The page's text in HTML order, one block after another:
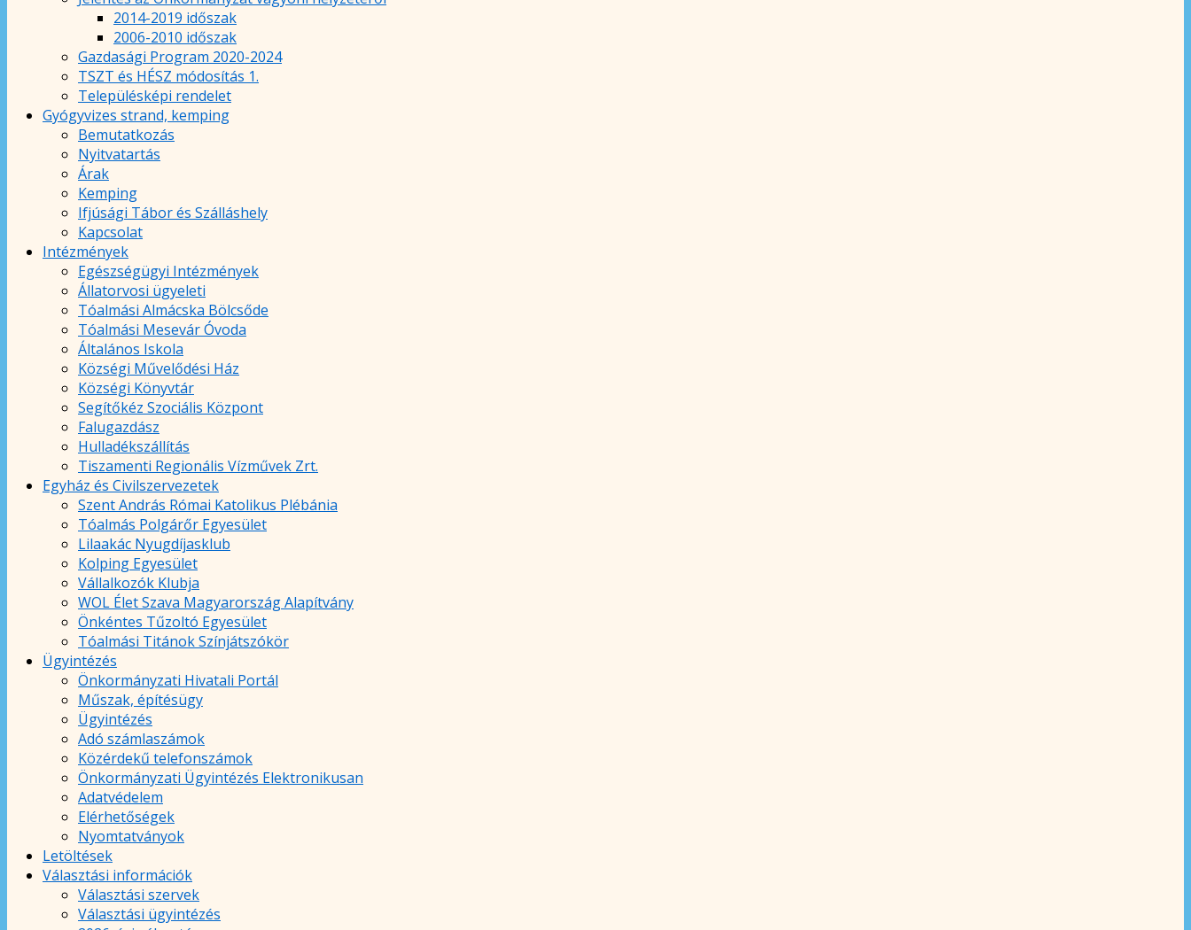
2014-2019 időszak
2006-2010 időszak
Gazdasági Program 2020-2024
TSZT és HÉSZ módosítás 1.
Településképi rendelet
Gyógyvizes strand, kemping
Bemutatkozás
Nyitvatartás
Árak
Kemping
Ifjúsági Tábor és Szálláshely
Kapcsolat
Intézmények
Egészségügyi Intézmények
Állatorvosi ügyeleti
Tóalmási Almácska Bölcsőde
Tóalmási Mesevár Óvoda
Általános Iskola
Községi Művelődési Ház
Községi Könyvtár
Segítőkéz Szociális Központ
Falugazdász
Hulladékszállítás
Tiszamenti Regionális Vízművek Zrt.
Egyház és Civilszervezetek
Szent András Római Katolikus Plébánia
Tóalmás Polgárőr Egyesület
Lilaakác Nyugdíjasklub
Kolping Egyesület
Vállalkozók Klubja
WOL Élet Szava Magyarország Alapítvány
Önkéntes Tűzoltó Egyesület
Tóalmási Titánok Színjátszókör
Ügyintézés
Önkormányzati Hivatali Portál
Műszak, építésügy
Ügyintézés
Adó számlaszámok
Közérdekű telefonszámok
Önkormányzati Ügyintézés Elektronikusan
Adatvédelem
Elérhetőségek
Nyomtatványok
Letöltések
Választási információk
Választási szervek
Választási ügyintézés